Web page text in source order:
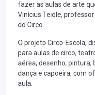
fazer as aulas de arte
Vinícius Teiole,
do Circo.
O projeto Circo-Escola,
para aulas de circo,
aérea, desenho, pintura,
dança e capoeira, com
aula.